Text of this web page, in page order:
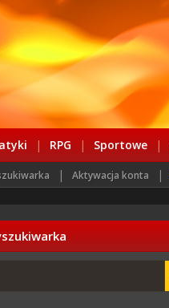
| RPG | Sportowe |
| Aktywacja konta |